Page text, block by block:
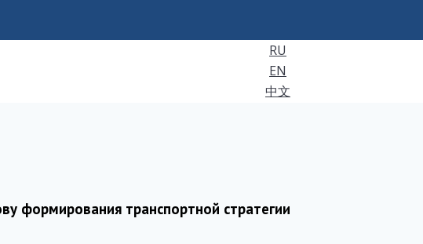
RU
EN
中文
формирования транспортной стратегии